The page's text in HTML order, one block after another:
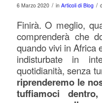
6 Marzo 2020 / in Articoli di Blog /
Finirà. O meglio,
comprenderà che
quando vivi in Africa
indisturbate in
quotidianità, senza
riprenderemo le
tuffiamoci